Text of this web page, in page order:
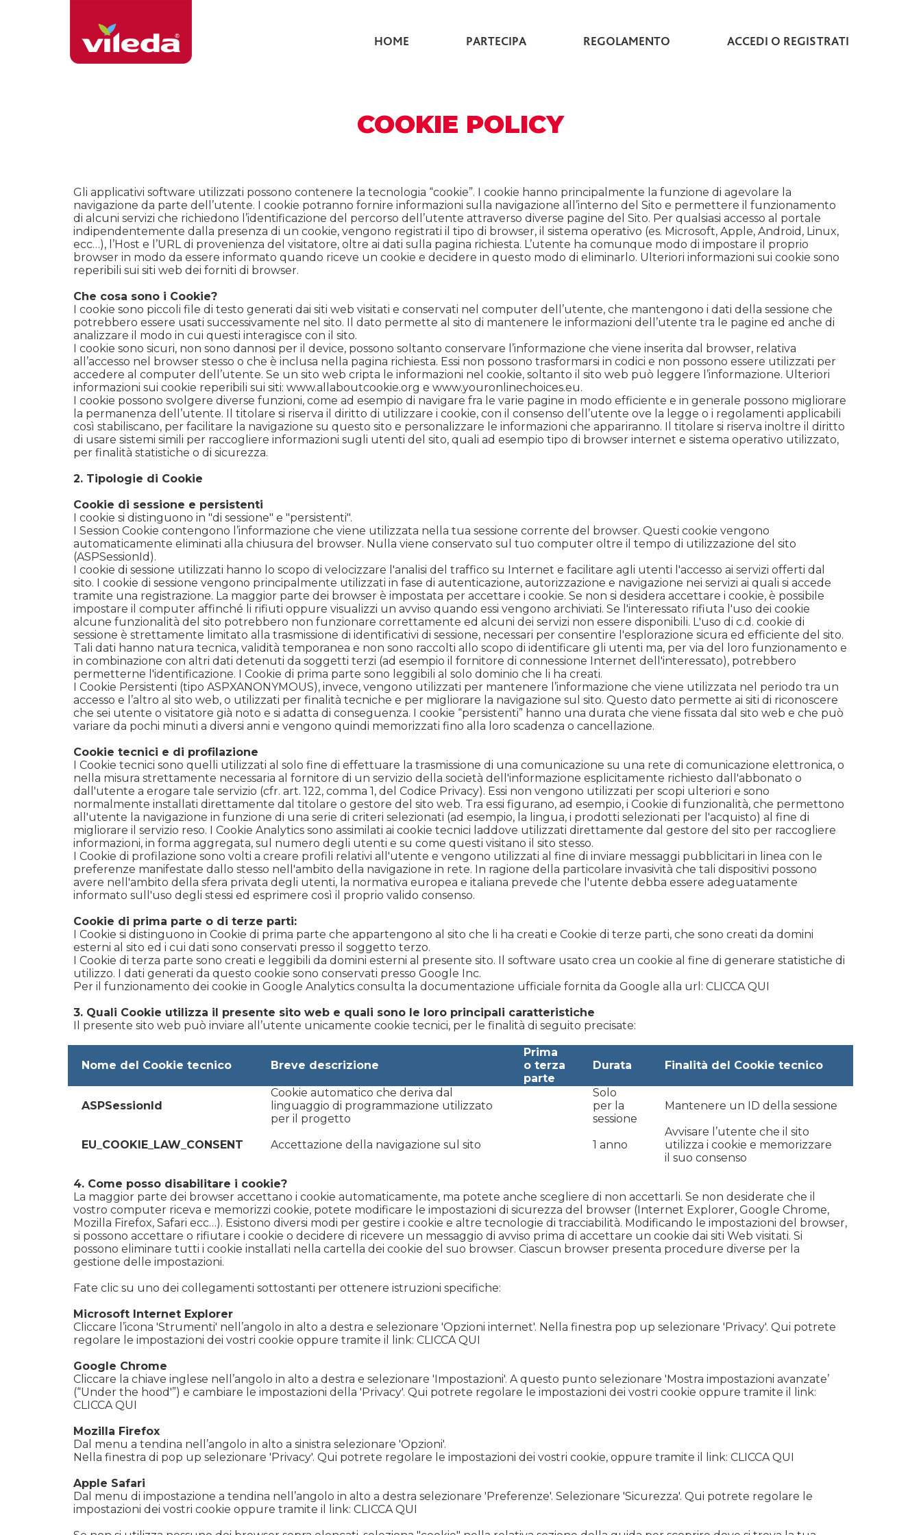
HOME PARTECIPA REGOLAMENTO ACCEDI O REGISTRATI
COOKIE POLICY
Gli applicativi software utilizzati possono contenere la tecnologia “cookie”. I cookie hanno principalmente la funzione di agevolare la
navigazione da parte dell’utente. I cookie potranno fornire informazioni sulla navigazione all’interno del Sito e permettere il funzionamento
di alcuni servizi che richiedono l’identificazione del percorso dell’utente attraverso diverse pagine del Sito. Per qualsiasi accesso al portale
indipendentemente dalla presenza di un cookie, vengono registrati il tipo di browser, il sistema operativo (es. Microsoft, Apple, Android, Linux,
ecc…), l’Host e l’URL di provenienza del visitatore, oltre ai dati sulla pagina richiesta. L’utente ha comunque modo di impostare il proprio
browser in modo da essere informato quando riceve un cookie e decidere in questo modo di eliminarlo. Ulteriori informazioni sui cookie sono
reperibili sui siti web dei forniti di browser.
Che cosa sono i Cookie?
I cookie sono piccoli file di testo generati dai siti web visitati e conservati nel computer dell’utente, che mantengono i dati della sessione che
potrebbero essere usati successivamente nel sito. Il dato permette al sito di mantenere le informazioni dell’utente tra le pagine ed anche di
analizzare il modo in cui questi interagisce con il sito.
I cookie sono sicuri, non sono dannosi per il device, possono soltanto conservare l’informazione che viene inserita dal browser, relativa
all’accesso nel browser stesso o che è inclusa nella pagina richiesta. Essi non possono trasformarsi in codici e non possono essere utilizzati per
accedere al computer dell’utente. Se un sito web cripta le informazioni nel cookie, soltanto il sito web può leggere l’informazione. Ulteriori
informazioni sui cookie reperibili sui siti: www.allaboutcookie.org e www.youronlinechoices.eu.
I cookie possono svolgere diverse funzioni, come ad esempio di navigare fra le varie pagine in modo efficiente e in generale possono migliorare
la permanenza dell’utente. Il titolare si riserva il diritto di utilizzare i cookie, con il consenso dell’utente ove la legge o i regolamenti applicabili
così stabiliscano, per facilitare la navigazione su questo sito e personalizzare le informazioni che appariranno. Il titolare si riserva inoltre il diritto
di usare sistemi simili per raccogliere informazioni sugli utenti del sito, quali ad esempio tipo di browser internet e sistema operativo utilizzato,
per finalità statistiche o di sicurezza.
2. Tipologie di Cookie
Cookie di sessione e persistenti
I cookie si distinguono in "di sessione" e "persistenti".
I Session Cookie contengono l’informazione che viene utilizzata nella tua sessione corrente del browser. Questi cookie vengono
automaticamente eliminati alla chiusura del browser. Nulla viene conservato sul tuo computer oltre il tempo di utilizzazione del sito
(ASPSessionId).
I cookie di sessione utilizzati hanno lo scopo di velocizzare l'analisi del traffico su Internet e facilitare agli utenti l'accesso ai servizi offerti dal
sito. I cookie di sessione vengono principalmente utilizzati in fase di autenticazione, autorizzazione e navigazione nei servizi ai quali si accede
tramite una registrazione. La maggior parte dei browser è impostata per accettare i cookie. Se non si desidera accettare i cookie, è possibile
impostare il computer affinché li rifiuti oppure visualizzi un avviso quando essi vengono archiviati. Se l'interessato rifiuta l'uso dei cookie
alcune funzionalità del sito potrebbero non funzionare correttamente ed alcuni dei servizi non essere disponibili. L'uso di c.d. cookie di
sessione è strettamente limitato alla trasmissione di identificativi di sessione, necessari per consentire l'esplorazione sicura ed efficiente del sito.
Tali dati hanno natura tecnica, validità temporanea e non sono raccolti allo scopo di identificare gli utenti ma, per via del loro funzionamento e
in combinazione con altri dati detenuti da soggetti terzi (ad esempio il fornitore di connessione Internet dell'interessato), potrebbero
permetterne l'identificazione. I Cookie di prima parte sono leggibili al solo dominio che li ha creati.
I Cookie Persistenti (tipo ASPXANONYMOUS), invece, vengono utilizzati per mantenere l’informazione che viene utilizzata nel periodo tra un
accesso e l’altro al sito web, o utilizzati per finalità tecniche e per migliorare la navigazione sul sito. Questo dato permette ai siti di riconoscere
che sei utente o visitatore già noto e si adatta di conseguenza. I cookie “persistenti” hanno una durata che viene fissata dal sito web e che può
variare da pochi minuti a diversi anni e vengono quindi memorizzati fino alla loro scadenza o cancellazione.
Cookie tecnici e di profilazione
I Cookie tecnici sono quelli utilizzati al solo fine di effettuare la trasmissione di una comunicazione su una rete di comunicazione elettronica, o
nella misura strettamente necessaria al fornitore di un servizio della società dell'informazione esplicitamente richiesto dall'abbonato o
dall'utente a erogare tale servizio (cfr. art. 122, comma 1, del Codice Privacy). Essi non vengono utilizzati per scopi ulteriori e sono
normalmente installati direttamente dal titolare o gestore del sito web. Tra essi figurano, ad esempio, i Cookie di funzionalità, che permettono
all'utente la navigazione in funzione di una serie di criteri selezionati (ad esempio, la lingua, i prodotti selezionati per l'acquisto) al fine di
migliorare il servizio reso. I Cookie Analytics sono assimilati ai cookie tecnici laddove utilizzati direttamente dal gestore del sito per raccogliere
informazioni, in forma aggregata, sul numero degli utenti e su come questi visitano il sito stesso.
I Cookie di profilazione sono volti a creare profili relativi all'utente e vengono utilizzati al fine di inviare messaggi pubblicitari in linea con le
preferenze manifestate dallo stesso nell'ambito della navigazione in rete. In ragione della particolare invasività che tali dispositivi possono
avere nell'ambito della sfera privata degli utenti, la normativa europea e italiana prevede che l'utente debba essere adeguatamente
informato sull'uso degli stessi ed esprimere così il proprio valido consenso.
Cookie di prima parte o di terze parti:
I Cookie si distinguono in Cookie di prima parte che appartengono al sito che li ha creati e Cookie di terze parti, che sono creati da domini
esterni al sito ed i cui dati sono conservati presso il soggetto terzo.
I Cookie di terza parte sono creati e leggibili da domini esterni al presente sito. Il software usato crea un cookie al fine di generare statistiche di
utilizzo. I dati generati da questo cookie sono conservati presso Google Inc.
Per il funzionamento dei cookie in Google Analytics consulta la documentazione ufficiale fornita da Google alla url: CLICCA QUI
3. Quali Cookie utilizza il presente sito web e quali sono le loro principali caratteristiche
Il presente sito web può inviare all’utente unicamente cookie tecnici, per le finalità di seguito precisate:
Nome del Cookie tecnico Breve descrizione
Prima
o terza
parte
Durata Finalità del Cookie tecnico
ASPSessionId
Cookie automatico che deriva dal
linguaggio di programmazione utilizzato
per il progetto
Solo
per la
sessione
Mantenere un ID della sessione
EU_COOKIE_LAW_CONSENT Accettazione della navigazione sul sito 1 anno
Avvisare l’utente che il sito
utilizza i cookie e memorizzare
il suo consenso
4. Come posso disabilitare i cookie?
La maggior parte dei browser accettano i cookie automaticamente, ma potete anche scegliere di non accettarli. Se non desiderate che il
vostro computer riceva e memorizzi cookie, potete modificare le impostazioni di sicurezza del browser (Internet Explorer, Google Chrome,
Mozilla Firefox, Safari ecc…). Esistono diversi modi per gestire i cookie e altre tecnologie di tracciabilità. Modificando le impostazioni del browser,
si possono accettare o rifiutare i cookie o decidere di ricevere un messaggio di avviso prima di accettare un cookie dai siti Web visitati. Si
possono eliminare tutti i cookie installati nella cartella dei cookie del suo browser. Ciascun browser presenta procedure diverse per la
gestione delle impostazioni.
Fate clic su uno dei collegamenti sottostanti per ottenere istruzioni specifiche:
Microsoft Internet Explorer
Cliccare l’icona 'Strumenti' nell’angolo in alto a destra e selezionare 'Opzioni internet'. Nella finestra pop up selezionare 'Privacy'. Qui potrete
regolare le impostazioni dei vostri cookie oppure tramite il link: CLICCA QUI
Google Chrome
Cliccare la chiave inglese nell’angolo in alto a destra e selezionare 'Impostazioni'. A questo punto selezionare 'Mostra impostazioni avanzate’
(“Under the hood'”) e cambiare le impostazioni della 'Privacy'. Qui potrete regolare le impostazioni dei vostri cookie oppure tramite il link:
CLICCA QUI
Mozilla Firefox
Dal menu a tendina nell’angolo in alto a sinistra selezionare 'Opzioni'.
Nella finestra di pop up selezionare 'Privacy'. Qui potrete regolare le impostazioni dei vostri cookie, oppure tramite il link: CLICCA QUI
Apple Safari
Dal menu di impostazione a tendina nell’angolo in alto a destra selezionare 'Preferenze'. Selezionare 'Sicurezza'. Qui potrete regolare le
impostazioni dei vostri cookie oppure tramite il link: CLICCA QUI